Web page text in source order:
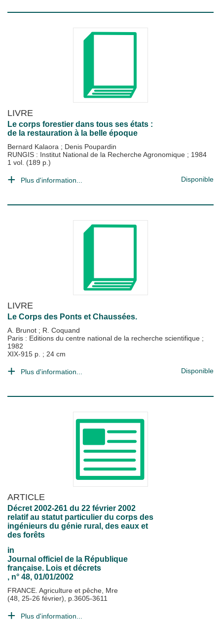
LIVRE
Le corps forestier dans tous ses états :
de la restauration à la belle époque
Bernard Kalaora ; Denis Poupardin
RUNGIS : Institut National de la Recherche Agronomique ; 1984
1 vol. (189 p.)
Plus d'information... Disponible
LIVRE
Le Corps des Ponts et Chaussées.
A. Brunot ; R. Coquand
Paris : Editions du centre national de la recherche scientifique ;
1982
XIX-915 p. ; 24 cm
Plus d'information... Disponible
ARTICLE
Décret 2002-261 du 22 février 2002
relatif au statut particulier du corps des
ingénieurs du génie rural, des eaux et
des forêts
in
Journal officiel de la République
française. Lois et décrets
, n° 48, 01/01/2002
FRANCE. Agriculture et pêche, Mre
(48, 25-26 février), p.3605-3611
Plus d'information...